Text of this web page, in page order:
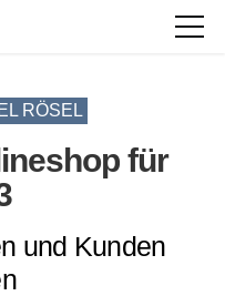
RÖSEL
für
und Kunden